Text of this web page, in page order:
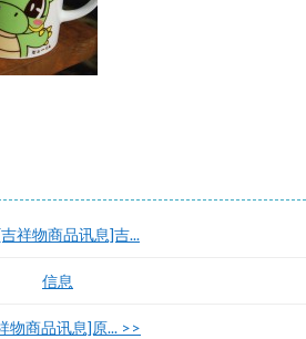
祥物商品讯息]吉...
信息
物商品讯息]原... >>